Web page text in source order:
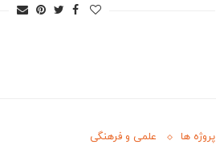
پروژه ها علمی و فرهنگی